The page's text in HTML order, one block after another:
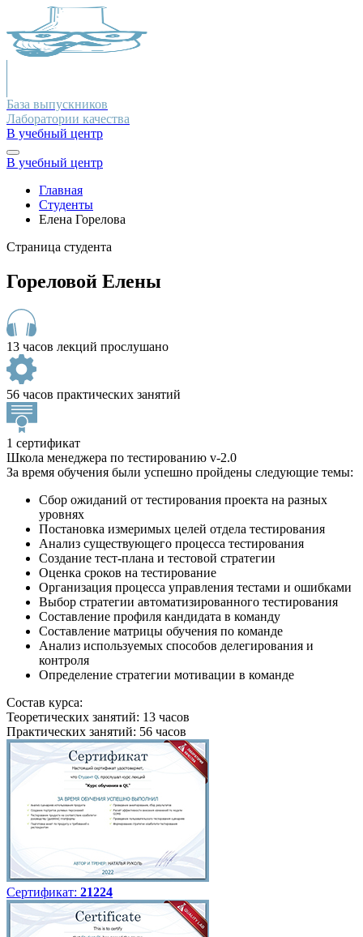
База выпускников
Лаборатории качества
В учебный центр
В учебный центр
Главная
Студенты
Елена Горелова
Страница студента
Гореловой Елены
13 часов лекций прослушано
56 часов практических занятий
1 сертификат
Школа менеджера по тестированию v-2.0
За время обучения были успешно пройдены следующие темы:
Сбор ожиданий от тестирования проекта на разных
уровнях
Постановка измеримых целей отдела тестирования
Анализ существующего процесса тестирования
Создание тест-плана и тестовой стратегии
Оценка сроков на тестирование
Организация процесса управления тестами и ошибками
Выбор стратегии автоматизированного тестирования
Составление профиля кандидата в команду
Составление матрицы обучения по команде
Анализ используемых способов делегирования и
контроля
Определение стратегии мотивации в команде
Состав курса:
Теоретических занятий: 13 часов
Практических занятий: 56 часов
Сертификат: 21224